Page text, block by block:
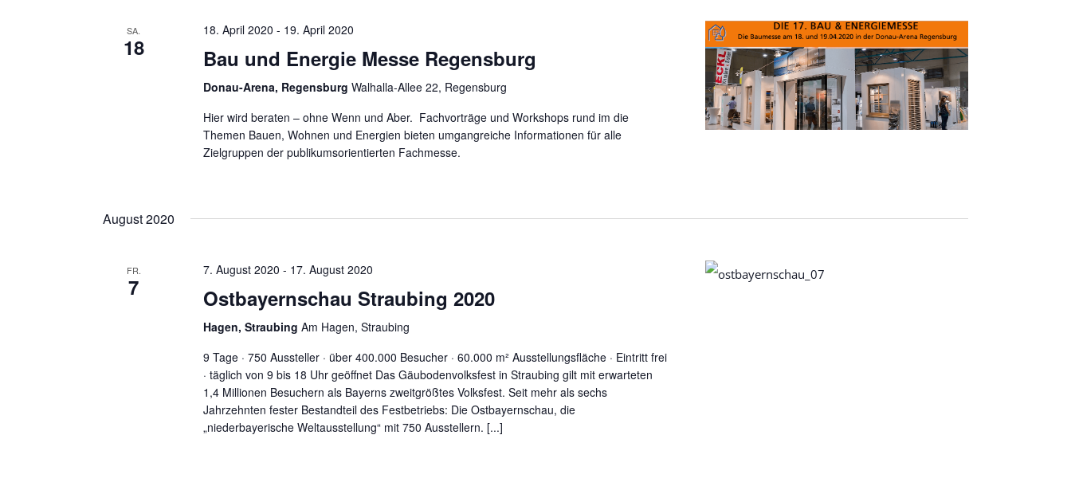
SA.
18
18. April 2020 - 19. April 2020
Bau und Energie Messe Regensburg
Donau-Arena, Regensburg Walhalla-Allee 22, Regensburg
Hier wird beraten – ohne Wenn und Aber. Fachvorträge und Workshops rund im die
Themen Bauen, Wohnen und Energien bieten umgangreiche Informationen für alle
Zielgruppen der publikumsorientierten Fachmesse.
August 2020
FR.
7
7. August 2020 - 17. August 2020
Ostbayernschau Straubing 2020
Hagen, Straubing Am Hagen, Straubing
9 Tage · 750 Aussteller · über 400.000 Besucher · 60.000 m² Ausstellungsfläche · Eintritt frei
· täglich von 9 bis 18 Uhr geöffnet Das Gäubodenvolksfest in Straubing gilt mit erwarteten
1,4 Millionen Besuchern als Bayerns zweitgrößtes Volksfest. Seit mehr als sechs
Jahrzehnten fester Bestandteil des Festbetriebs: Die Ostbayernschau, die
„niederbayerische Weltausstellung“ mit 750 Ausstellern. [...]